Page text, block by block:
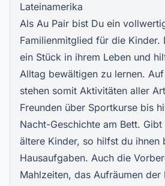
Lateinamerika
Als Au Pair bist Du ein
Familienmitglied für die Kinder.
ein Stück in ihrem Leben und
Alltag bewältigen zu lernen.
stehen somit Aktivitäten aller
Freunden über Sportkurse bis
Nacht-Geschichte am Bett.
ältere Kinder, so hilfst du ihnen
Hausaufgaben. Auch die
Mahlzeiten, das Aufräumen der